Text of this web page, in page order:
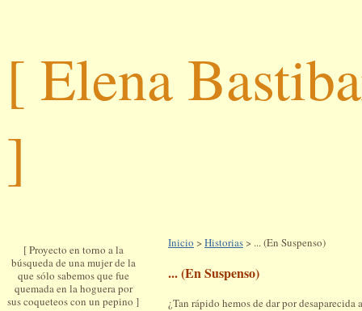
[ Elena
]
[ Proyecto en torno a la
búsqueda de una mujer de la
que sólo sabemos que fue
quemada en la hoguera por
sus coqueteos con un pepino ]
Inicio > Historias> ... (En Suspenso)
... (En Suspenso)
¿Tan rápido hemos de dar por desaparecida